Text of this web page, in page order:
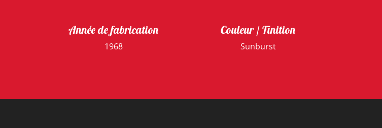
Année de fabrication
1968
Couleur / Finition
Sunburst